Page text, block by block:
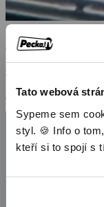
Tato webová
Sypeme sem
styl. 🍪 Info o
kteří si to spojí s
Počasí
Publicistické pořady